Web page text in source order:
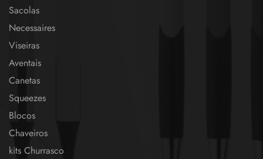
Sacolas
Necessaires
Viseiras
Aventais
Canetas
Squeezes
Blocos
Chaveiros
kits Churrasco